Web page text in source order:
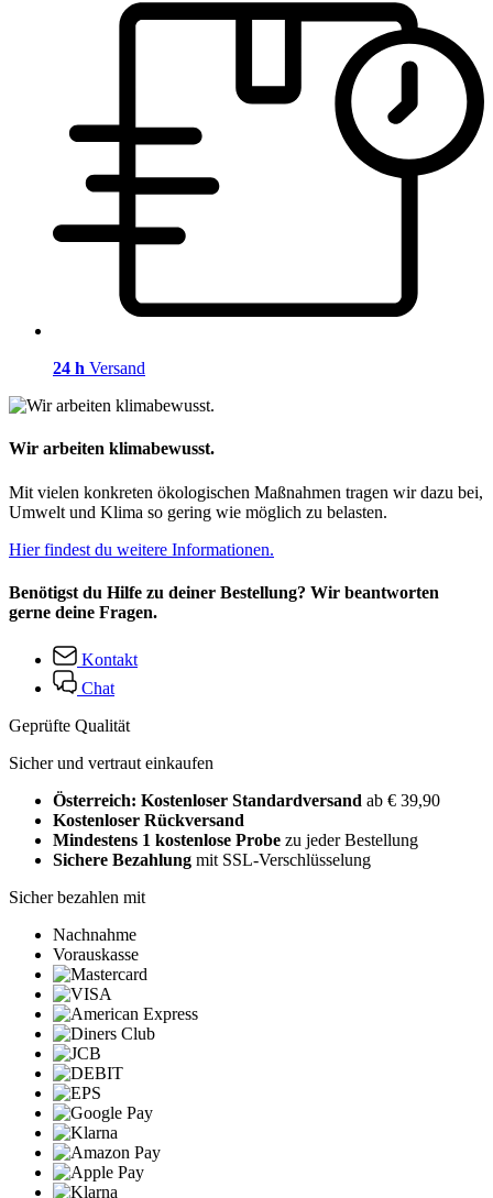
24 h Versand
Wir arbeiten klimabewusst.
Mit vielen konkreten ökologischen Maßnahmen tragen wir dazu bei,
Umwelt und Klima so gering wie möglich zu belasten.
Hier findest du weitere Informationen.
Benötigst du Hilfe zu deiner Bestellung? Wir beantworten
gerne deine Fragen.
Kontakt
Chat
Geprüfte Qualität
Sicher und vertraut einkaufen
Österreich: Kostenloser Standardversand ab € 39,90
Kostenloser Rückversand
Mindestens 1 kostenlose Probe zu jeder Bestellung
Sichere Bezahlung mit SSL-Verschlüsselung
Sicher bezahlen mit
Nachnahme
Vorauskasse